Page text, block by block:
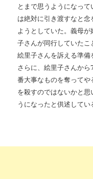
とまで思うようになっ
は絶対に引き渡すなと
ようとしていた。義母
子さんが同行していたこ
絵里子さんを訴える準備
さらに、絵里子さんか
番大事なものを奪って
を殺すのではないかと
うになったと供述してい